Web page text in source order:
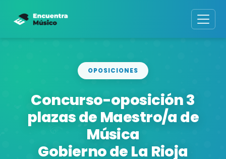
OPOSICIONES
Concurso-oposición 3
plazas de Maestro/a de
Música
Gobierno de La Rioja